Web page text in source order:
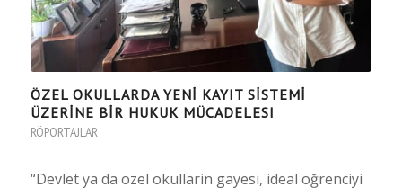
ÖZEL OKULLARDA YENİ KAYIT SİSTEMİ
ÜZERİNE BİR HUKUK MÜCADELESI
RÖPORTAJLAR
“Devlet ya da özel okullarin gayesi, ideal öğrenciyi